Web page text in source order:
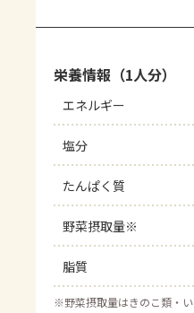
栄養情報（1人分）
エネルギー
塩分
たんぱく質
野菜摂取量※
脂質
※野菜摂取量はきのこ類・